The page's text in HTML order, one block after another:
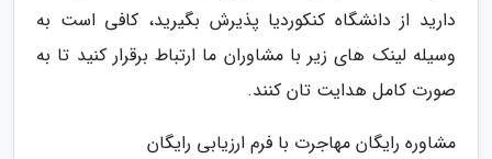
دارید از دانشگاه کنکوردیا پذیرش بگیرید، کافی است به
وسیله لینک های زیر با مشاوران ما ارتباط برقرار کنید تا به
صورت کامل هدایت تان کنند.
مشاوره رایگان مهاجرت با فرم ارزیابی رایگان